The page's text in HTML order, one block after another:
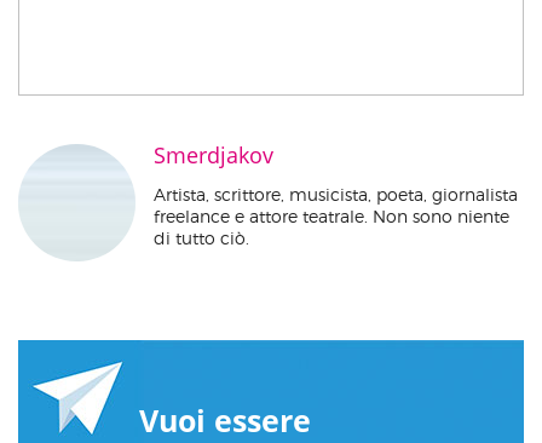
Smerdjakov
Artista, scrittore, musicista, poeta, giornalista
freelance e attore teatrale. Non sono niente
di tutto ciò.
Vuoi essere